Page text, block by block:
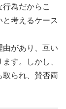
為だからこ
考えるケース
由があり、互い
す。しかし、
られ、賛否両